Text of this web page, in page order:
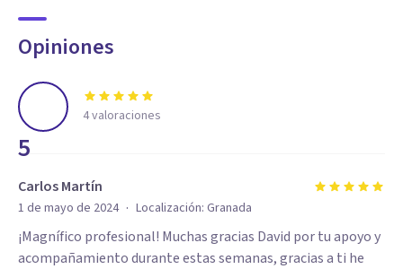
Opiniones
5
4valoraciones
Carlos Martín
1 de mayo de 2024 · Localización: Granada
¡Magnífico profesional! Muchas gracias David por tu apoyo y
acompañamiento durante estas semanas, gracias a ti he